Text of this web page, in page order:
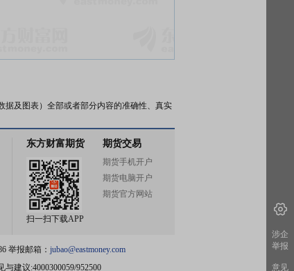
据及图表）全部或者部分内容的准确性、真实
东方财富期货
扫一扫下载APP
期货交易
期货手机开户
期货电脑开户
期货官方网站
举报邮箱： jubao@eastmoney.com
与建议:4000300059/952500
涉企
举报
意见